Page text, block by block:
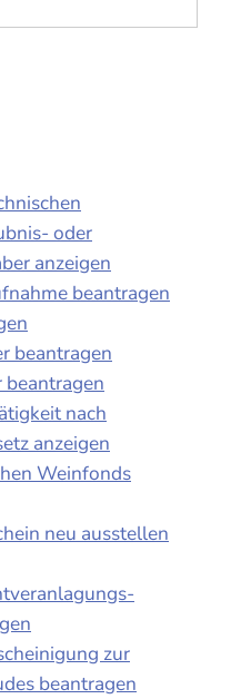
oder
anzeigen
beantragen
beantragen
nach
anzeigen
Weinfonds
neu ausstellen
zur
beantragen